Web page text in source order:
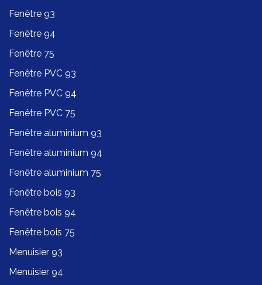
Fenêtre 93
Fenêtre 94
Fenêtre 75
Fenêtre PVC 93
Fenêtre PVC 94
Fenêtre PVC 75
Fenêtre aluminium 93
Fenêtre aluminium 94
Fenêtre aluminium 75
Fenêtre bois 93
Fenêtre bois 94
Fenêtre bois 75
Menuisier 93
Menuisier 94